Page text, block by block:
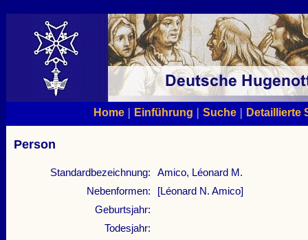
Home| Einführung | Suche| Detaillierte
Person
Standardbezeichnung:
Amico, Léonard M.
Nebenformen:
[Léonard N. Amico]
Geburtsjahr:
Todesjahr: